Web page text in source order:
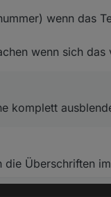
so Dialog bzw der
Use Case, das man
ich einbauen.
wenn das
wenn sich
komplett
Überschriften